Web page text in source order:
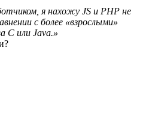
я нахожу JS и PHP не
с более «взрослыми»
C или Java.»